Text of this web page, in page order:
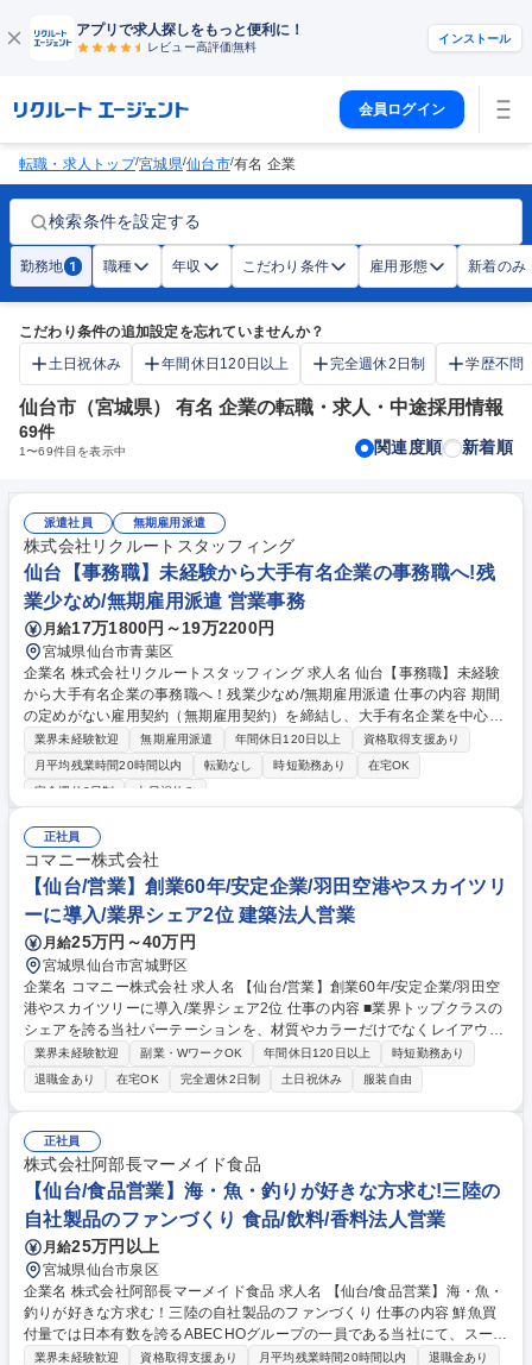
アプリで求人探しをもっと便利に！
レビュー高評価無料
インストール
会員ログイン
転職・求人トップ/宮城県/仙台市/有名 企業
検索条件を設定する
勤務地 1 職種 年収 こだわり条件 雇用形態 新着のみ
こだわり条件の追加設定を忘れていませんか？
土日祝休み
年間休日120日以上 完全週休2日制 学歴不問
仙台市（宮城県） 有名 企業の転職・求人・中途採用情報
69件
1〜69件目を表示中 関連度順 新着順
派遣社員 無期雇用派遣
株式会社リクルートスタッフィング
仙台【事務職】未経験から大手有名企業の事務職へ!残
業少なめ/無期雇用派遣 営業事務
月給17万1800円～19万2200円
宮城県仙台市青葉区
企業名 株式会社リクルートスタッフィング 求人名 仙台【事務職】未経験
から大手有名企業の事務職へ！残業少なめ/無期雇用派遣 仕事の内容 期間
の定めがない雇用契約（無期雇用契約）を締結し、大手有名企業を中心と
した取引先で働く「事務職」です。コールセンター業務はございません◎
入社前にオンライン研修があるため未経験でもご安心ください！ 【魅力】
■就業先：総合商社や大手メーカー、金融機関など、大手有名企業がメイ
てくださるため、安心して長期的に就業できる環境です。（実際に1社で
の平均勤続年数は2年以上。直接雇用になる方も年々増えています！） ■
働きやすさ：残業は少なめ。帰りにお買い物をしたり、舞台を見に行った
りなど、プライベートも充実させている方が多いです！ 募集職種 仙台
【事務職】未経験から大手有名企業の事務職へ！残業少なめ/無期雇用派遣
業界未経験歓迎 無期雇用派遣 年間休日120日以上
資格取得支援あり
月平均残業時間20時間以内
転勤なし 時短勤務あり
在宅OK
完全週休2日制
土日祝休み
正社員
コマニー株式会社
【仙台/営業】創業60年/安定企業/羽田空港やスカイツリ
ーに導入/業界シェア2位 建築法人営業
月給25万円～40万円
宮城県仙台市宮城野区
企業名 コマニー株式会社 求人名 【仙台/営業】創業60年/安定企業/羽田空
港やスカイツリーに導入/業界シェア2位 仕事の内容 ■業界トップクラスの
シェアを誇る当社パーテーションを、材質やカラーだけでなくレイアウト
までトータルに提案。内装業者などの販売代理店を中心に、5～10社の顧
客を担当頂きます。※既存顧客・ルート営業です。 【詳細】■発注が入り
次第、代理店の担当者もしくは現場や商談に向かい、実測作業とヒアリン
グを実施■簡単な図面を作成(経験不要です！)して、提案を実施■現場立会
いを含めて、1日5～6件のペースで代理店などを訪問■1案件は打合せから
工事終了まで短くて1週間、長くて2～3ヶ月となります。 募集職種 【仙
台/営業】創業60年/安定企業/羽田空港やスカイツリーに導入/業界シェア2
位
業界未経験歓迎 副業・WワークOK 年間休日120日以上
時短勤務あり
退職金あり
在宅OK 完全週休2日制 土日祝休み 服装自由
正社員
株式会社阿部長マーメイド食品
【仙台/食品営業】海・魚・釣りが好きな方求む!三陸の
自社製品のファンづくり 食品/飲料/香料法人営業
月給25万円以上
宮城県仙台市泉区
企業名 株式会社阿部長マーメイド食品 求人名 【仙台/食品営業】海・魚・
釣りが好きな方求む！三陸の自社製品のファンづくり 仕事の内容 鮮魚買
付量では日本有数を誇るABECHOグループの一員である当社にて、スーパ
ーなどの量販店を中心に営業をお任せします。入社後1～2か月程研修があ
業界未経験歓迎 資格取得支援あり 月平均残業時間20時間以内
退職金あり